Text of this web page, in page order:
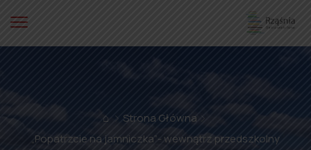
⌂
Strona Główna
„Popatrzcie na jamniczka”- wewnątrz przedszkolny